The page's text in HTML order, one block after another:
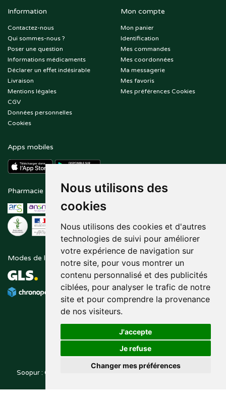
Nous utilisons des
cookies
Nous utilisons des cookies et d'autres
technologies de suivi pour améliorer
votre expérience de navigation sur
notre site, pour vous montrer un
contenu personnalisé et des publicités
ciblées, pour analyser le trafic de notre
site et pour comprendre la provenance
de nos visiteurs.
J'accepte
Je refuse
Changer mes préférences
Information
Contactez-nous
Qui sommes-nous ?
Poser une question
Informations médicaments
Déclarer un effet indésirable
Livraison
Mentions légales
CGV
Données personnelles
Cookies
Mon compte
Mon panier
Identification
Mes commandes
Mes coordonnées
Ma messagerie
Mes favoris
Mes préférences Cookies
Apps mobiles
Pharmacie en ligne agréée Paiement sécurisé
Modes de livraison Suivez-nous sur
Soopur : Cosmétiques, soin de la peau, maquillage, toutes vos